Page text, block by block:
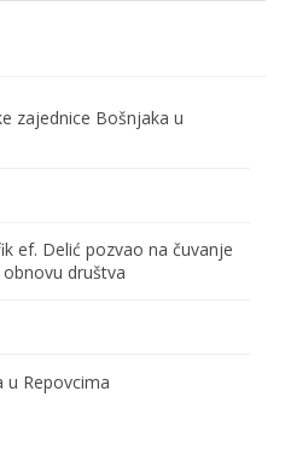
zajednice Bošnjaka u
ef. Delić pozvao na čuvanje
društva
u Repovcima